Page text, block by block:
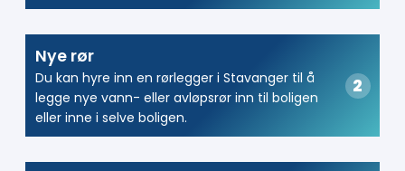
Nye rør
Du kan hyre inn en rørlegger i Stavanger til å
legge nye vann- eller avløpsrør inn til boligen
eller inne i selve boligen.